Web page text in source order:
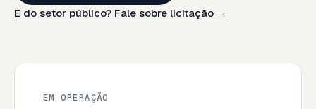
É do setor público? Fale sobre licitação →
EM OPERAÇÃO